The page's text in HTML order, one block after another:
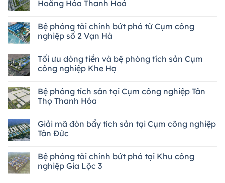
Hoằng Hóa Thanh Hoá
Bệ phóng tài chính bứt phá từ Cụm công
nghiệp số 2 Vạn Hà
Tối ưu dòng tiền và bệ phóng tích sản Cụm
công nghiệp Khe Hạ
Bệ phóng tích sản tại Cụm công nghiệp Tân
Thọ Thanh Hóa
Giải mã đòn bẩy tích sản tại Cụm công nghiệp
Tân Đức
Bệ phóng tài chính bứt phá tại Khu công
nghiệp Gia Lộc 3